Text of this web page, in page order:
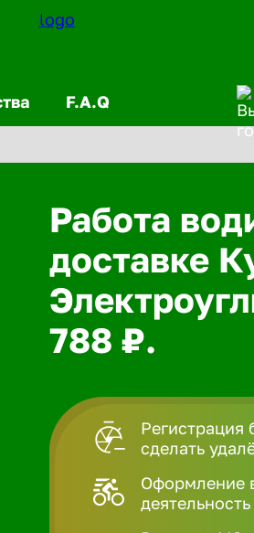
F.A.Q
Работа
доставке
788 ₽.
Регистрация
сделать
Оформление